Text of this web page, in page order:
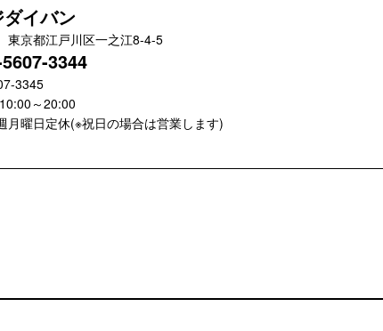
イバン
京都江戸川区一之江8-4-5
3344
3345
～20:00
月曜日定休(※祝日の場合は営業します)